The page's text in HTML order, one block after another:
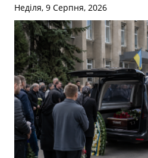
Неділя, 9 Серпня, 2026